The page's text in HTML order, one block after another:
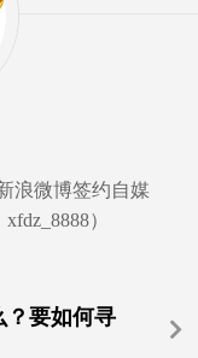
浪微博签约自媒
）
？要如何寻